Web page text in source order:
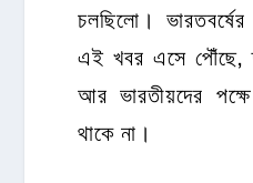
চলছিলো।
এই খবর এসে পৌঁছে,
আর ভারতীয়দের
থাকে না।